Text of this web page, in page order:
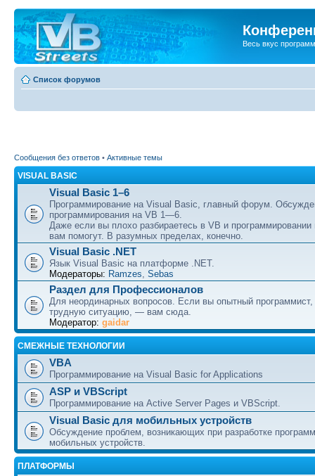
Весь вкус
Список форумов
Сообщения без ответов • Активные темы
VISUAL BASIC
Visual Basic 1–6
Программирование на Visual Basic, главный форум.
программирования на VB 1—6.
Даже если вы плохо разбираетесь в VB и
вам помогут. В разумных пределах, конечно.
Visual Basic .NET
Язык Visual Basic на платформе .NET.
Модераторы: Ramzes, Sebas
Раздел для Профессионалов
Для неординарных вопросов. Если вы опытный
трудную ситуацию, — вам сюда.
Модератор: gaidar
СМЕЖНЫЕ ТЕХНОЛОГИИ
VBA
Программирование на Visual Basic for Applications
ASP и VBScript
Программирование на Active Server Pages и VBScript.
Visual Basic для мобильных устройств
Обсуждение проблем, возникающих при разработке
мобильных устройств.
ПЛАТФОРМЫ